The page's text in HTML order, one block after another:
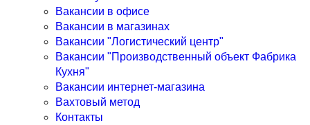
Вакансии в офисе
Вакансии в магазинах
Вакансии "Логистический центр"
Вакансии "Производственный объект Фабрика
Кухня"
Вакансии интернет-магазина
Вахтовый метод
Контакты